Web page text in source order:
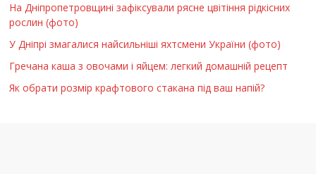
На Дніпропетровщині зафіксували рясне цвітіння рідкісних
рослин (фото)
У Дніпрі змагалися найсильніші яхтсмени України (фото)
Гречана каша з овочами і яйцем: легкий домашній рецепт
Як обрати розмір крафтового стакана під ваш напій?